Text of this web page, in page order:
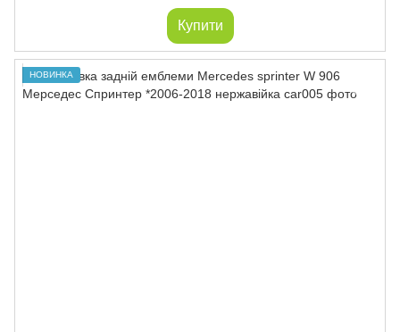
Купити
НОВИНКА